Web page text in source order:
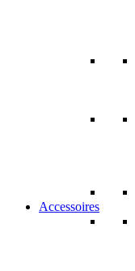
Accessoires